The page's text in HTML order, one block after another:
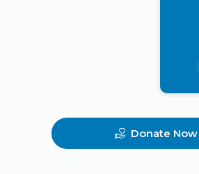
Donate Now